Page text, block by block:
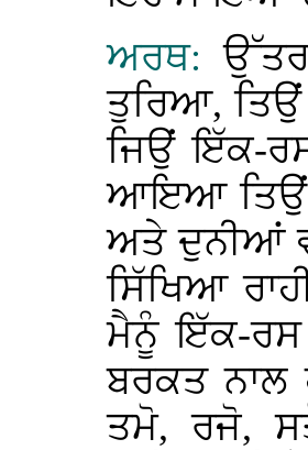
ਅਰਥ:
ਤੁਰਿਆ,
ਜਿਉਂ ਇੱਕ-
ਆਇਆ ਤਿਉਂ
ਅਤੇ ਦੁਨੀਆਂ
ਸਿੱਖਿਆ
ਮੈਨੂੰ ਇੱਕ-ਰਸ
ਬਰਕਤ ਨਾਲ
ਤਮੋ, ਰਜੋ,